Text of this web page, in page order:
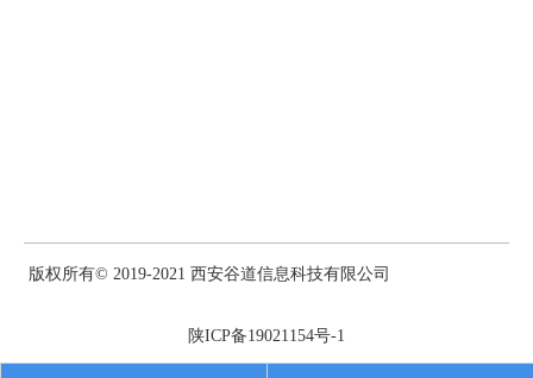
影响力的人可以帮助品牌吸引与他们的业务利基特别相关的敬业观
切受众群体方面非常有效。
版权所有© 2019-2021 西安谷道信息科技有限公司
陕ICP备19021154号-1